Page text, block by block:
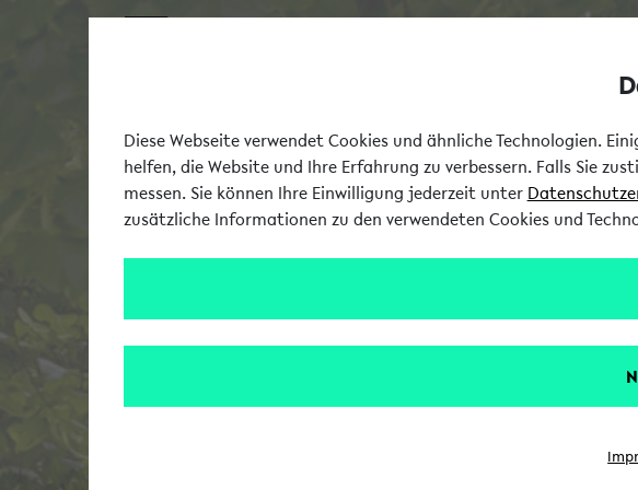
Diese Webseite verwendet Cookies und ähnliche Technologien.
helfen, die Website und Ihre Erfahrung zu verbessern. Falls Sie
messen. Sie können Ihre Einwilligung jederzeit unter
zusätzliche Informationen zu den verwendeten Cookies und